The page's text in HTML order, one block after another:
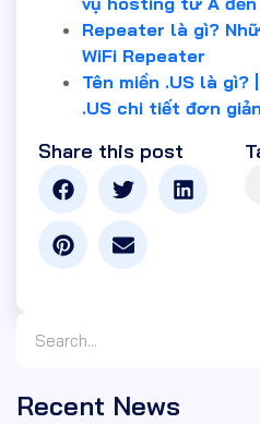
Repeater là gì?
WiFi Repeater
Tên miền .US là
.US chi tiết đơn giản
Share this post
Recent News